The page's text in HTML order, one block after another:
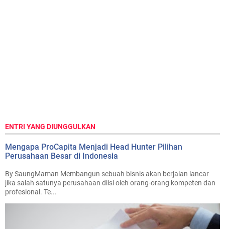
ENTRI YANG DIUNGGULKAN
Mengapa ProCapita Menjadi Head Hunter Pilihan
Perusahaan Besar di Indonesia
By SaungMaman Membangun sebuah bisnis akan berjalan lancar
jika salah satunya perusahaan diisi oleh orang-orang kompeten dan
profesional. Te...